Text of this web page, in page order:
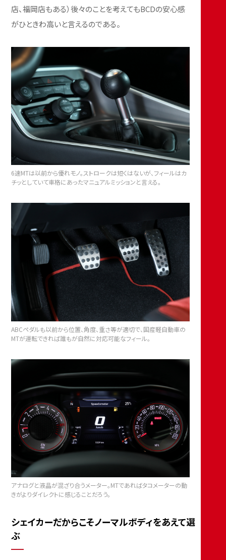
店、福岡店もある）後々のことを考えてもBCDの安心感
がひときわ高いと言えるのである。
6速MTは以前から優れモノ。ストロークは短くはないが、フィールはカ
チッとしていて車格にあったマニュアルミッションと言える。
ABCペダルも以前から位置、角度、重さ等が適切で、国産軽自動車の
MTが運転できれば誰もが自然に対応可能なフィール。
アナログと液晶が混ざり合うメーター。MTであればタコメーターの動
きがよりダイレクトに感じることだろう。
シェイカーだからこそノーマルボディをあえて選
ぶ